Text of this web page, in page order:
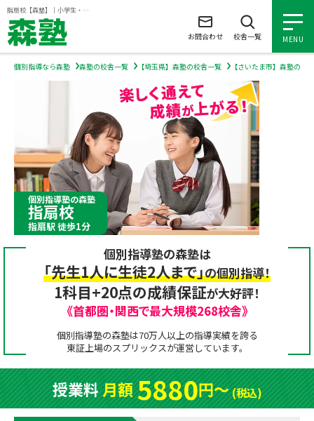
指扇校【森塾】｜小学生・中学生・高校生の個別指導塾・学習塾
MENU
小学生の個別指導
中学生の個別指導
高校生の個別指導
森塾を知る
森塾を知る トップ
森塾の想い
成績アップをかなえる！森塾メソッド
森塾の授業料について
子と親のお悩み別！なぜ？どうして？森塾！
入塾について
入塾について トップ
塾の選び方
入塾までの流れ
無料体験授業について
よくあるご質問
お電話はこちら
0120-602-607
お問合わせ 校舎一覧
個別指導なら森塾 森塾の校舎一覧 【埼玉県】森塾の校舎一覧 【さいたま市】森塾の校
個別指導塾の森塾
指扇校
指扇駅 徒歩1分
個別指導塾の森塾は
「先生1人に生徒2人まで」の個別指導！
1科目+20点の成績保証が大好評！
《首都圏・関西で最大規模268校舎》
個別指導塾の森塾は70万人以上の指導実績を誇る
東証上場のスプリックスが運営しています。
授業料月額5880円〜(税込)